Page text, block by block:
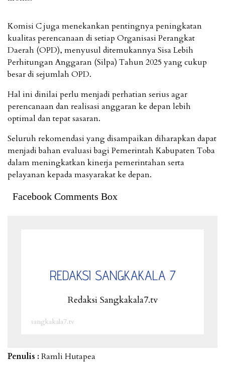
Komisi C juga menekankan pentingnya peningkatan
kualitas perencanaan di setiap Organisasi Perangkat
Daerah (OPD), menyusul ditemukannya Sisa Lebih
Perhitungan Anggaran (Silpa) Tahun 2025 yang cukup
besar di sejumlah OPD.
Hal ini dinilai perlu menjadi perhatian serius agar
perencanaan dan realisasi anggaran ke depan lebih
optimal dan tepat sasaran.
Seluruh rekomendasi yang disampaikan diharapkan dapat
menjadi bahan evaluasi bagi Pemerintah Kabupaten Toba
dalam meningkatkan kinerja pemerintahan serta
pelayanan kepada masyarakat ke depan.
Facebook Comments Box
REDAKSI SANGKAKALA 7
Redaksi Sangkakala7.tv
sangkakala7.tv
Penulis : Ramli Hutapea